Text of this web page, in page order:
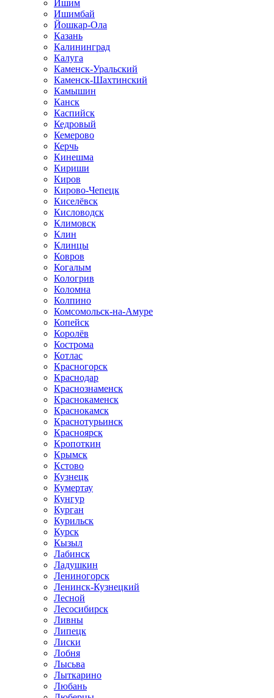
Ишим
Ишимбай
Йошкар-Ола
Казань
Калининград
Калуга
Каменск-Уральский
Каменск-Шахтинский
Камышин
Канск
Каспийск
Кедровый
Кемерово
Керчь
Кинешма
Кириши
Киров
Кирово-Чепецк
Киселёвск
Кисловодск
Климовск
Клин
Клинцы
Ковров
Когалым
Кологрив
Коломна
Колпино
Комсомольск-на-Амуре
Копейск
Королёв
Кострома
Котлас
Красногорск
Краснодар
Краснознаменск
Краснокаменск
Краснокамск
Краснотурьинск
Красноярск
Кропоткин
Крымск
Кстово
Кузнецк
Кумертау
Кунгур
Курган
Курильск
Курск
Кызыл
Лабинск
Ладушкин
Лениногорск
Ленинск-Кузнецкий
Лесной
Лесосибирск
Ливны
Липецк
Лиски
Лобня
Лысьва
Лыткарино
Любань